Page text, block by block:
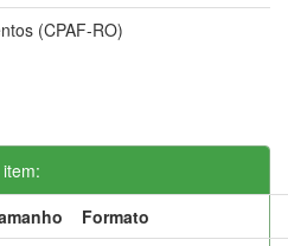
(CPAF-RO)
Formato